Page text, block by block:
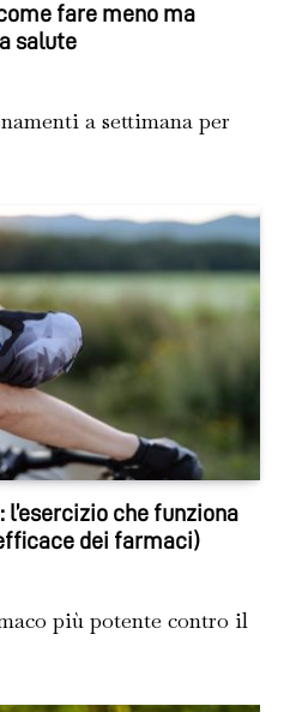
fare meno ma
salute
a settimana per
che funziona
dei farmaci)
più potente contro il